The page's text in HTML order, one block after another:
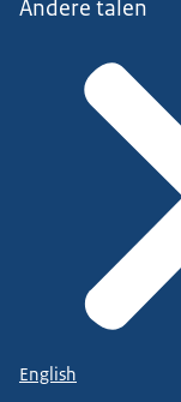
Andere talen
English